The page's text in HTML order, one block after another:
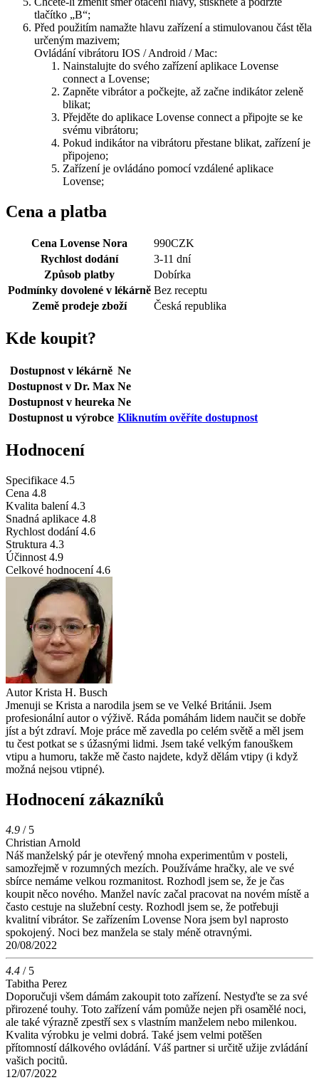
tlačítko „B“;
Před použitím namažte hlavu zařízení a stimulovanou část těla
určeným mazivem;
Ovládání vibrátoru IOS / Android / Mac:
Nainstalujte do svého zařízení aplikace Lovense
connect a Lovense;
Zapněte vibrátor a počkejte, až začne indikátor zeleně
blikat;
Přejděte do aplikace Lovense connect a připojte se ke
svému vibrátoru;
Pokud indikátor na vibrátoru přestane blikat, zařízení je
připojeno;
Zařízení je ovládáno pomocí vzdálené aplikace
Lovense;
Cena a platba
Cena Lovense Nora 990CZK
Rychlost dodání
3-11 dní
Způsob platby
Dobírka
Podmínky dovolené v lékárně Bez receptu
Země prodeje zboží
Česká republika
Kde koupit?
Dostupnost v lékárně Ne
Dostupnost v Dr. Max Ne
Dostupnost v heureka Ne
Dostupnost u výrobce Kliknutím ověříte dostupnost
Hodnocení
Specifikace 4.5
Cena 4.8
Kvalita balení 4.3
Snadná aplikace 4.8
Rychlost dodání 4.6
Struktura 4.3
Účinnost 4.9
Celkové hodnocení 4.6
Autor Krista H. Busch
Jmenuji se Krista a narodila jsem se ve Velké Británii. Jsem
profesionální autor o výživě. Ráda pomáhám lidem naučit se dobře
jíst a být zdraví. Moje práce mě zavedla po celém světě a měl jsem
tu čest potkat se s úžasnými lidmi. Jsem také velkým fanouškem
vtipu a humoru, takže mě často najdete, když dělám vtipy (i když
možná nejsou vtipné).
Hodnocení zákazníků
4.9 / 5
Christian Arnold
Náš manželský pár je otevřený mnoha experimentům v posteli,
samozřejmě v rozumných mezích. Používáme hračky, ale ve své
sbírce nemáme velkou rozmanitost. Rozhodl jsem se, že je čas
koupit něco nového. Manžel navíc začal pracovat na novém místě a
často cestuje na služební cesty. Rozhodl jsem se, že potřebuji
kvalitní vibrátor. Se zařízením Lovense Nora jsem byl naprosto
spokojený. Noci bez manžela se staly méně otravnými.
20/08/2022
4.4 / 5
Tabitha Perez
Doporučuji všem dámám zakoupit toto zařízení. Nestyďte se za své
přirozené touhy. Toto zařízení vám pomůže nejen při osamělé noci,
ale také výrazně zpestří sex s vlastním manželem nebo milenkou.
Kvalita výrobku je velmi dobrá. Také jsem velmi potěšen
přítomností dálkového ovládání. Váš partner si určitě užije zvládání
vašich pocitů.
12/07/2022